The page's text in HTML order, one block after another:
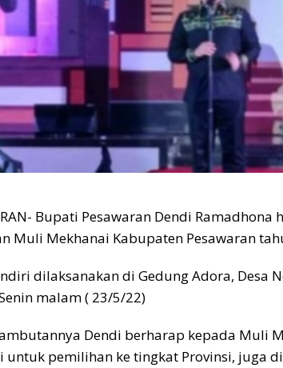
Bupati Pesawaran Dendi
Muli Mekhanai Kabupaten Pesawaran
dilaksanakan di Gedung Adora, Desa
malam ( 23/5/22)
Dendi berharap kepada Muli
untuk pemilihan ke tingkat Provinsi, juga